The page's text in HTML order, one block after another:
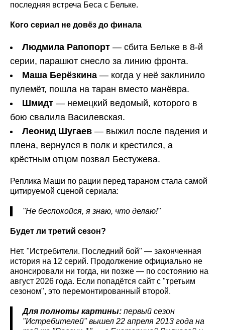
последняя встреча Беса с Бельке.
Кого сериал не довёз до финала
Людмила Рапопорт — сбита Бельке в 8-й
серии, парашют снесло за линию фронта.
Маша Берёзкина — когда у неё заклинило
пулемёт, пошла на таран вместо манёвра.
Шмидт — немецкий ведомый, которого в
бою свалила Василевская.
Леонид Шугаев — выжил после падения и
плена, вернулся в полк и крестился, а
крёстным отцом позвал Бестужева.
Реплика Маши по рации перед тараном стала самой
цитируемой сценой сериала:
"Не беспокойся, я знаю, что делаю!"
Будет ли третий сезон?
Нет. "Истребители. Последний бой" — законченная
история на 12 серий. Продолжение официально не
анонсировали ни тогда, ни позже — по состоянию на
август 2026 года. Если попадётся сайт с "третьим
сезоном", это перемонтированный второй.
Для полноты картины: первый сезон
"Истребителей" вышел 22 апреля 2013 года на